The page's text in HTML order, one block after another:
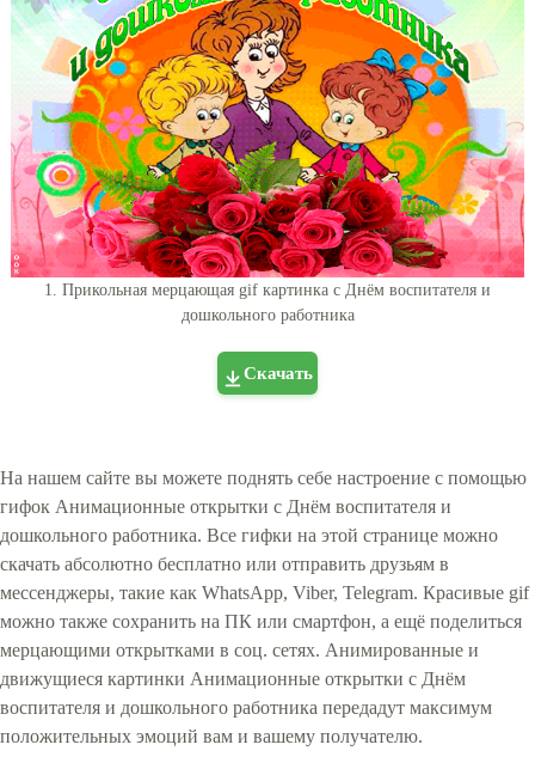
1. Прикольная мерцающая gif картинка с Днём воспитателя и
дошкольного работника
Скачать
На нашем сайте вы можете поднять себе настроение с помощью
гифок Анимационные открытки с Днём воспитателя и
дошкольного работника. Все гифки на этой странице можно
скачать абсолютно бесплатно или отправить друзьям в
мессенджеры, такие как WhatsApp, Viber, Telegram. Красивые gif
можно также сохранить на ПК или смартфон, а ещё поделиться
мерцающими открытками в соц. сетях. Анимированные и
движущиеся картинки Анимационные открытки с Днём
воспитателя и дошкольного работника передадут максимум
положительных эмоций вам и вашему получателю.